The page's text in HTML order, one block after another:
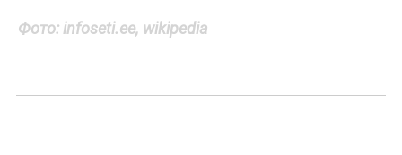
Фото: infoseti.ee, wikipedia